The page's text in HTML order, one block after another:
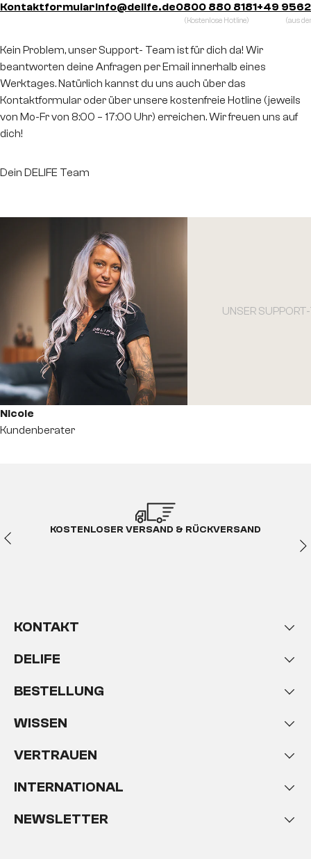
Kontaktformularinfo@delife.de0800 880 8181
(Kostenlose Hotline)
+49
(aus
Kein Problem, unser Support- Team ist für dich da! Wir
beantworten deine Anfragen per Email innerhalb eines
Werktages. Natürlich kannst du uns auch über das
Kontaktformular oder über unsere kostenfreie Hotline (jeweils
von Mo-Fr von 8:00 – 17:00 Uhr) erreichen. Wir freuen uns auf
dich!
Dein DELIFE Team
NicoIe
Kundenberater
UNSER
KOSTENLOSER VERSAND & RÜCKVERSAND
KONTAKT
DELIFE
BESTELLUNG
WISSEN
VERTRAUEN
INTERNATIONAL
NEWSLETTER